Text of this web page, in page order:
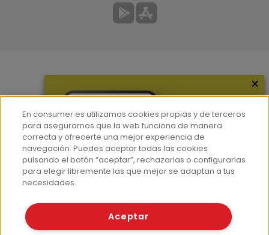
Hemeroteca
Contacto
Prensa
Corpus Lingüístico Consumer
© Fundación EROSKI
×
En consumer.es utilizamos cookies propias y de terceros
para asegurarnos que la web funciona de manera
correcta y ofrecerte una mejor experiencia de
navegación. Puedes aceptar todas las cookies
pulsando el botón “aceptar”, rechazarlas o configurarlas
para elegir libremente las que mejor se adaptan a tus
necesidades.
Aceptar